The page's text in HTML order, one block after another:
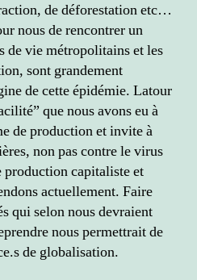
de déforestation etc…
nous de rencontrer un
de vie métropolitains et les
sont grandement
de cette épidémie. Latour
que nous avons eu à
de production et invite à
non pas contre le virus
production capitaliste et
actuellement. Faire
qui selon nous devraient
nous permettrait de
de globalisation.